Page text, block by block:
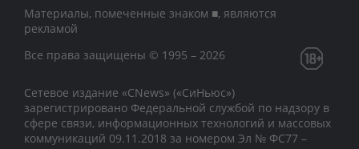
Материалы, помеченные знаком ■, являются
рекламой
Все права защищены © 1995 – 2026
Сетевое издание «CNews» («СиНьюс»)
зарегистрировано Федеральной службой по надзору в
сфере связи, информационных технологий и массовых
коммуникаций 09.11.2018 за номером Эл № ФС77 –